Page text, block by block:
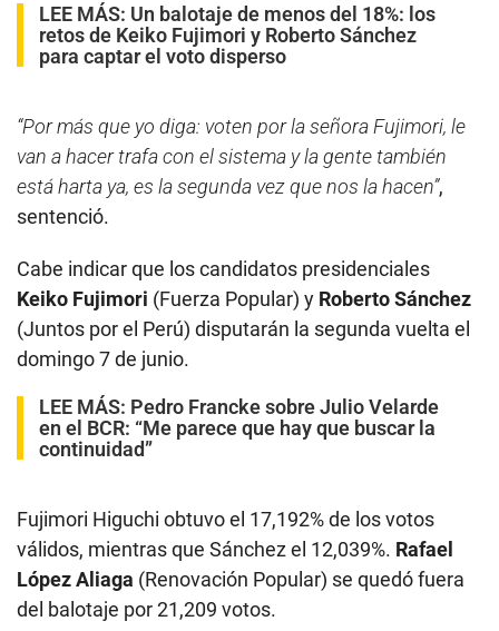
LEE MÁS: Un balotaje de menos del 18%: los
retos de Keiko Fujimori y Roberto Sánchez
para captar el voto disperso
“Por más que yo diga: voten por la señora Fujimori, le
van a hacer trafa con el sistema y la gente también
está harta ya, es la segunda vez que nos la hacen”,
sentenció.
Cabe indicar que los candidatos presidenciales
Keiko Fujimori (Fuerza Popular) y Roberto Sánchez
(Juntos por el Perú) disputarán la segunda vuelta el
domingo 7 de junio.
LEE MÁS: Pedro Francke sobre Julio Velarde
en el BCR: “Me parece que hay que buscar la
continuidad”
Fujimori Higuchi obtuvo el 17,192% de los votos
válidos, mientras que Sánchez el 12,039%. Rafael
López Aliaga (Renovación Popular) se quedó fuera
del balotaje por 21,209 votos.